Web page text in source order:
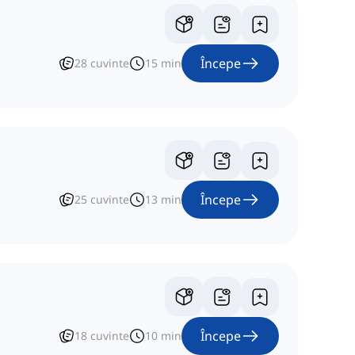
28 cuvinte 15 min Începe
25 cuvinte 13 min Începe
18 cuvinte 10 min Începe